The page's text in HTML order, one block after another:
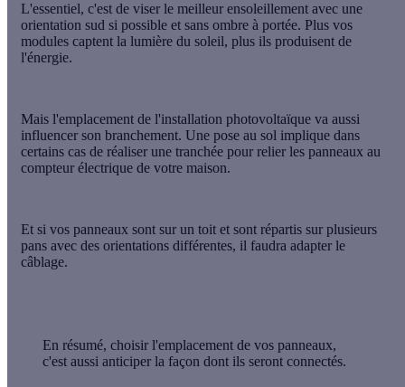
L'essentiel, c'est de viser le meilleur ensoleillement avec une
orientation sud si possible et sans ombre à portée. Plus vos
modules captent la lumière du soleil, plus ils produisent de
l'énergie.
Mais l'emplacement de l'installation photovoltaïque va aussi
influencer son branchement. Une pose au sol implique dans
certains cas de réaliser une tranchée pour relier les panneaux au
compteur électrique de votre maison.
Et si vos panneaux sont sur un toit et sont répartis sur plusieurs
pans avec des orientations différentes, il faudra adapter le
câblage.
En résumé, choisir l'emplacement de vos panneaux,
c'est aussi anticiper la façon dont ils seront connectés.